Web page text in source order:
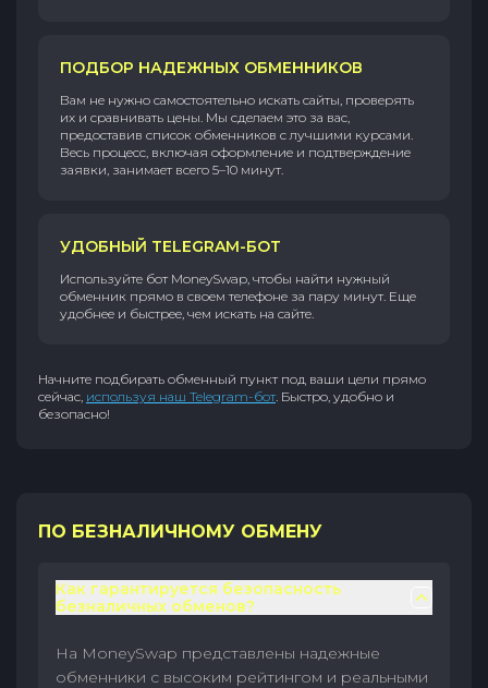
ПОДБОР НАДЕЖНЫХ ОБМЕННИКОВ
Вам не нужно самостоятельно искать сайты, проверять
их и сравнивать цены. Мы сделаем это за вас,
предоставив список обменников с лучшими курсами.
Весь процесс, включая оформление и подтверждение
заявки, занимает всего 5–10 минут.
УДОБНЫЙ TELEGRAM-БОТ
Используйте бот MoneySwap, чтобы найти нужный
обменник прямо в своем телефоне за пару минут. Еще
удобнее и быстрее, чем искать на сайте.
Начните подбирать обменный пункт под ваши цели прямо
сейчас, используя наш Telegram-бот. Быстро, удобно и
безопасно!
ПО БЕЗНАЛИЧНОМУ ОБМЕНУ
Как гарантируется безопасность
безналичных обменов?
На MoneySwap представлены надежные
обменники с высоким рейтингом и реальными